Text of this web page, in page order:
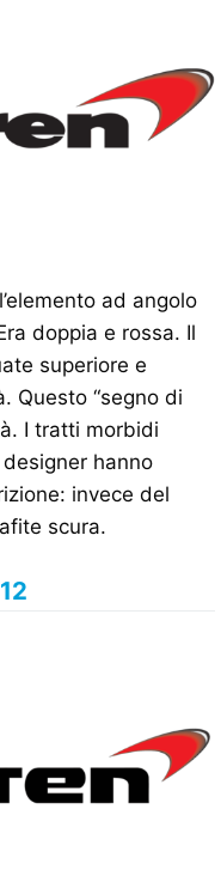
ad angolo
doppia e rossa. Il
superiore e
Questo “segno di
I tratti morbidi
hanno
invece del
scura.